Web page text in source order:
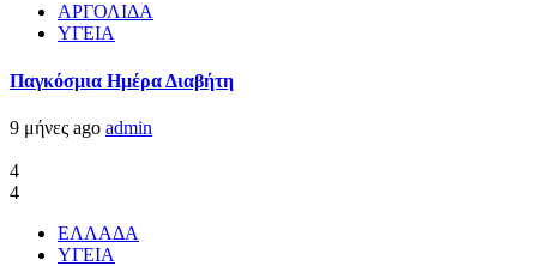
ΑΡΓΟΛΙΔΑ
ΥΓΕΙΑ
Παγκόσμια Ημέρα Διαβήτη
9 μήνες ago admin
4
4
ΕΛΛΑΔΑ
ΥΓΕΙΑ